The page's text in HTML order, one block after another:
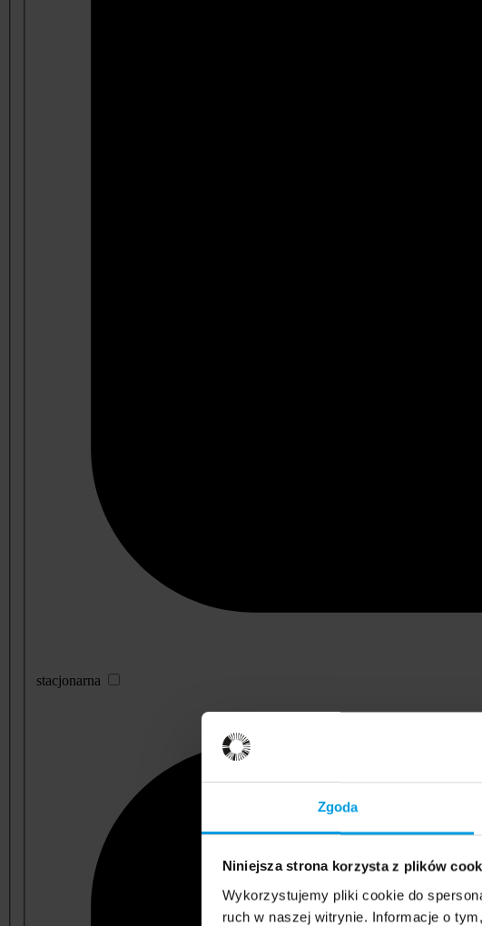
Zgoda
Niniejsza strona korzysta z plików
Wykorzystujemy pliki cookie do
ruch w naszej witrynie. Informacje o
stacjonarna